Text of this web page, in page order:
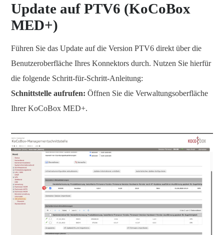
Update auf PTV6 (KoCoBox
MED+)
Führen Sie das Update auf die Version PTV6 direkt über die
Benutzeroberfläche Ihres Konnektors durch. Nutzen Sie hierfür
die folgende Schritt-für-Schritt-Anleitung:
Schnittstelle aufrufen: Öffnen Sie die Verwaltungsoberfläche
Ihrer KoCoBox MED+.